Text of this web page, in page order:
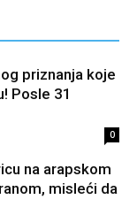
priznanja koje
Posle 31
0
na arapskom
misleći da